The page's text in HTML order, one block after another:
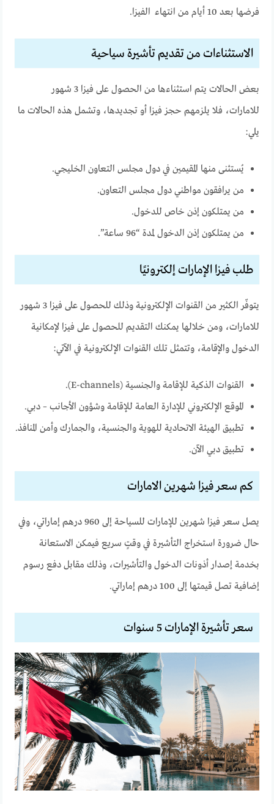
فرضها بعد 10 أيام من انتهاء الفيزا.
الاستثناءات من تقديم تأشيرة سياحية
بعض الحالات يتم استثناءها من الحصول على فيزا 3 شهور
للامارات، فلا يلزمهم حجز فيزا أو تجديدها، وتشمل هذه الحالات ما
يلي:
يُستثنى منها المقيمين في دول مجلس التعاون الخليجي.
من يرافقون مواطني دول مجلس التعاون.
من يمتلكون إذن خاص للدخول.
من يمتلكون إذن الدخول لمدة “96 ساعة”.
طلب فيزا الإمارات إلكترونيًا
يتوفّر الكثير من القنوات الإلكترونية وذلك للحصول على فيزا 3 شهور
للامارات، ومن خلالها يمكنك التقديم للحصول على فيزا لإمكانية
الدخول والإقامة، وتتمثل تلك القنوات الإلكترونية في الآتي:
القنوات الذكية للإقامة والجنسية (E-channels).
الموقع الإلكتروني للإدارة العامة للإقامة وشؤون الأجانب – دبي.
تطبيق الهيئة الاتحادية للهوية والجنسية، والجمارك وأمن المنافذ.
تطبيق دبي الآن.
كم سعر فيزا شهرين الامارات
يصل سعر فيزا شهرين للإمارات للسياحة إلى 960 درهم إماراتي، وفي
حال ضرورة استخراج التأشيرة في وقتٍ سريع فيمكن الاستعانة
بخدمة إصدار أذونات الدخول والتأشيرات، وذلك مقابل دفع رسوم
إضافية تصل قيمتها إلى 100 درهم إماراتي.
سعر تأشيرة الإمارات 5 سنوات